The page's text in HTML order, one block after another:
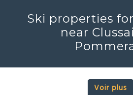
Ski properties
near
Voir plus